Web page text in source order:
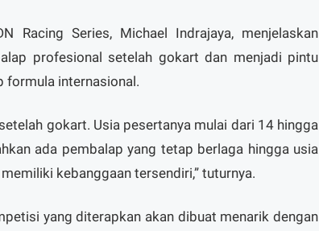
Racing Series, Michael Indrajaya, menjelaskan
profesional setelah gokart dan menjadi pintu
formula internasional.
gokart. Usia pesertanya mulai dari 14 hingga
ada pembalap yang tetap berlaga hingga usia
kebanggaan tersendiri,” tuturnya.
yang diterapkan akan dibuat menarik dengan